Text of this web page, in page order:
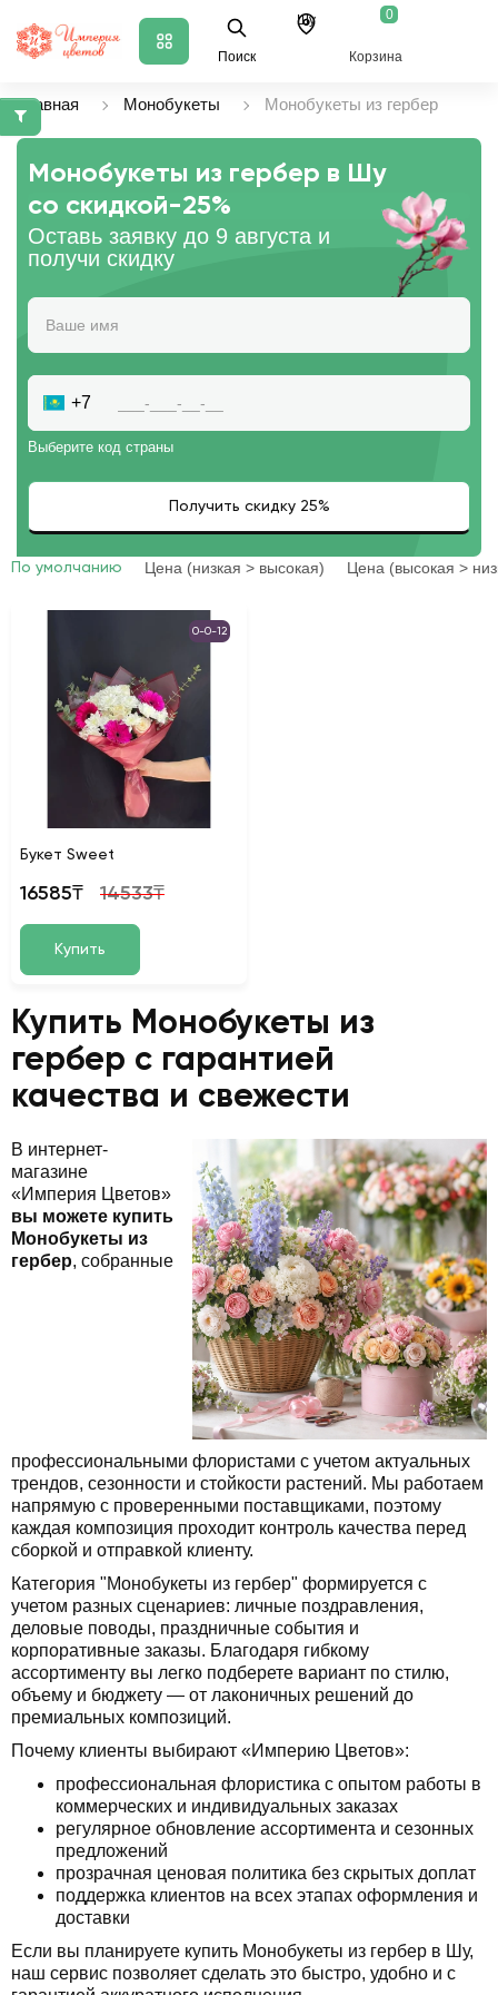
Поиск
Шу 0
Корзина
Главная Монобукеты Монобукеты из гербер
Монобукеты из гербер в Шу
со скидкой-25%
Оставь заявку до 9 августа и
получи скидку
+7
Выберите код страны
По умолчанию Цена (низкая > высокая) Цена (высокая >
0-0-12
Букет Sweet
16585₸ 14533₸
Купить
Купить Монобукеты из
гербер с гарантией
качества и свежести
В интернет-
магазине
«Империя Цветов»
вы можете купить
Монобукеты из
гербер, собранные
профессиональными флористами с учетом актуальных
трендов, сезонности и стойкости растений. Мы работаем
напрямую с проверенными поставщиками, поэтому
каждая композиция проходит контроль качества перед
сборкой и отправкой клиенту.
Категория "Монобукеты из гербер" формируется с
учетом разных сценариев: личные поздравления,
деловые поводы, праздничные события и
корпоративные заказы. Благодаря гибкому
ассортименту вы легко подберете вариант по стилю,
объему и бюджету — от лаконичных решений до
премиальных композиций.
Почему клиенты выбирают «Империю Цветов»:
профессиональная флористика с опытом работы в
коммерческих и индивидуальных заказах
регулярное обновление ассортимента и сезонных
предложений
прозрачная ценовая политика без скрытых доплат
поддержка клиентов на всех этапах оформления и
доставки
Если вы планируете купить Монобукеты из гербер в Шу,
наш сервис позволяет сделать это быстро, удобно и с